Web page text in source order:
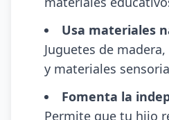
Usa materiales
Juguetes de
y materiales
Fomenta la
Permite que tu hijo